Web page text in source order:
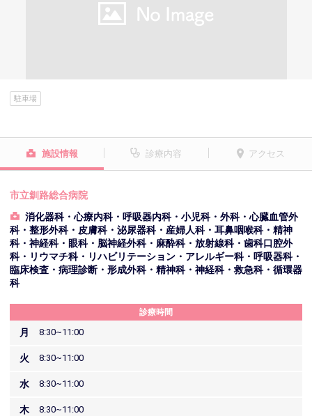
駐車場
施設情報 診療内容 アクセス
市立釧路総合病院
消化器科・心療内科・呼吸器内科・小児科・外科・心臓血管外
科・整形外科・皮膚科・泌尿器科・産婦人科・耳鼻咽喉科・精神
科・神経科・眼科・脳神経外科・麻酔科・放射線科・歯科口腔外
科・リウマチ科・リハビリテーション・アレルギー科・呼吸器科・
臨床検査・病理診断・形成外科・精神科・神経科・救急科・循環器
科
診療時間
月 8:30~11:00
火 8:30~11:00
水 8:30~11:00
木 8:30~11:00